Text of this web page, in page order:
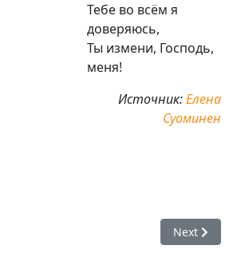
Тебе во всём я
доверяюсь,
Ты измени, Господь,
меня!
Источник:Елена
Суоминен
Муни Прабху — Бхагавад-Гита
Next
Next